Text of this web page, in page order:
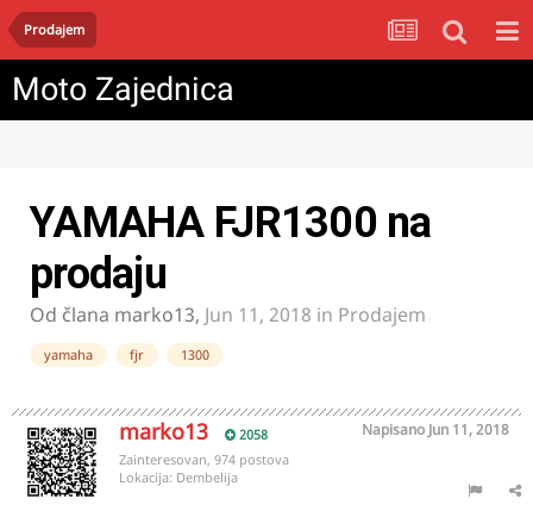
Prodajem
Moto Zajednica
YAMAHA FJR1300 na
prodaju
Od člana marko13, Jun 11, 2018 in Prodajem
yamaha fjr 1300
marko13 2058 Napisano Jun 11, 2018
Zainteresovan, 974 postova
Lokacija: Dembelija